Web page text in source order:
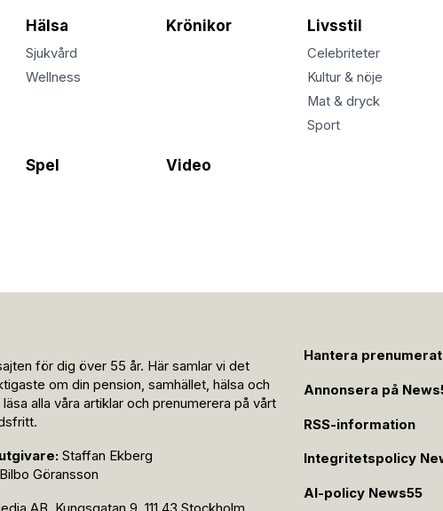
Hälsa
Sjukvård
Wellness
Krönikor Livsstil
Celebriteter
Kultur & nöje
Mat & dryck
Sport
Spel Video
för dig över 55 år. Här samlar vi det
om din pension, samhället, hälsa och
alla våra artiklar och prenumerera på vårt
Staffan Ekberg
Bilbo Göransson
Hantera
Annonsera på
RSS-information
Integritetspolicy
AI-policy News55